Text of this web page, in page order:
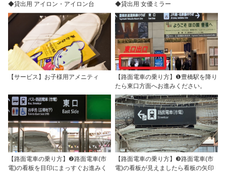
◆貸出用 アイロン・アイロン台 ◆貸出用 女優ミラー
【サービス】お子様用アメニティ
【路面電車の乗り方】❶豊橋駅を降り
たら東口方面へお進みください。
【路面電車の乗り方】❷路面電車(市
電)の看板を目印にまっすぐお進みく
【路面電車の乗り方】❸路面電車(市
電)の看板が見えましたら看板の矢印